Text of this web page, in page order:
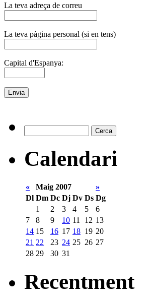
La teva adreça de correu
La teva pàgina personal (si en tens)
Capital d'Espanya:
Calendari
« Maig 2007
»
Dl Dm Dc Dj Dv Ds Dg
1
2 3 4 5
6
7
8 9 10 11 12 13
14 15 16 17 18 19 20
21 22 23 24 25 26 27
28 29 30 31
Recentment